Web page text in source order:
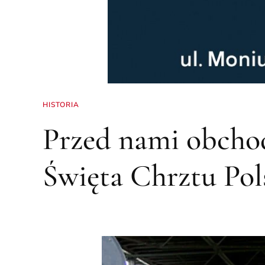
HISTORIA
Przed nami
Święta Chrztu